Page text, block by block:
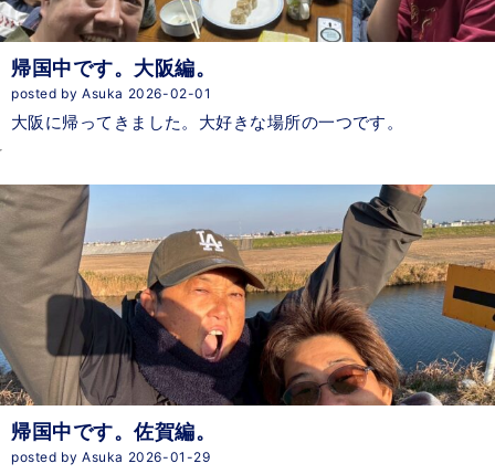
帰国中です。大阪編。
posted by Asuka 2026-02-01
大阪に帰ってきました。大好きな場所の一つです。
帰国中です。佐賀編。
posted by Asuka 2026-01-29